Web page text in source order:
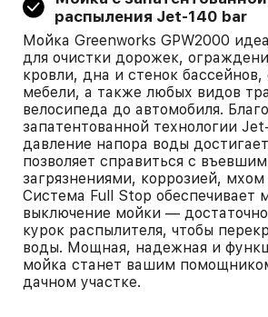
распыления Jet-140 bar
Мойка Greenworks GPW2000
для очистки дорожек,
кровли, дна и стенок бассейнов,
мебели, а также любых видов
велосипеда до автомобиля.
запатентованной технологии
давление напора воды
позволяет справиться с
загрязнениями, коррозией,
Система Full Stop обеспечивает
выключение мойки —
курок распылителя, чтобы
воды. Мощная, надежная и
мойка станет вашим
дачном участке.